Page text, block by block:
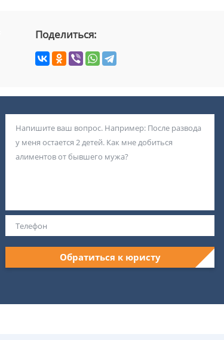
Поделиться:
Обратиться к юристу